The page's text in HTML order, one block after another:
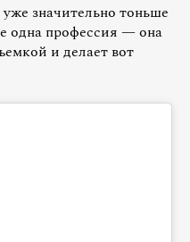
значительно тоньше
одна профессия — она
и делает вот